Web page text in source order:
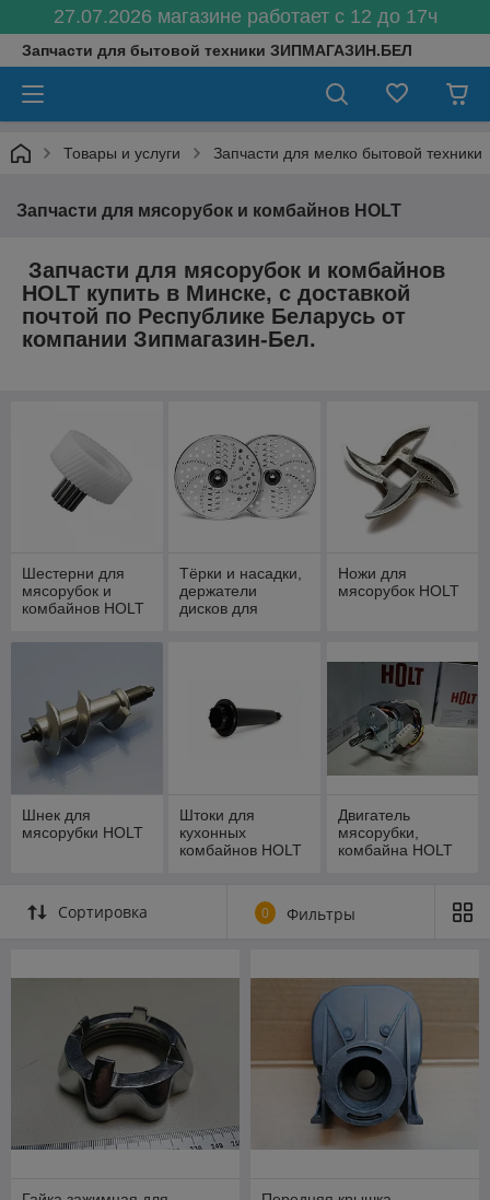
27.07.2026 магазине работает с 12 до 17ч
Запчасти для бытовой техники ЗИПМАГАЗИН.БЕЛ
Товары и услуги Запчасти для мелко бытовой техники
Запчасти для мясорубок и комбайнов HOLT
Запчасти для мясорубок и комбайнов
HOLT купить в Минске, с доставкой
почтой по Республике Беларусь от
компании Зипмагазин-Бел.
Шестерни для
мясорубок и
комбайнов HOLT
Тёрки и насадки,
держатели
дисков для
Ножи для
мясорубок HOLT
Шнек для
мясорубки HOLT
Штоки для
кухонных
комбайнов HOLT
Двигатель
мясорубки,
комбайна HOLT
Сортировка 0 Фильтры